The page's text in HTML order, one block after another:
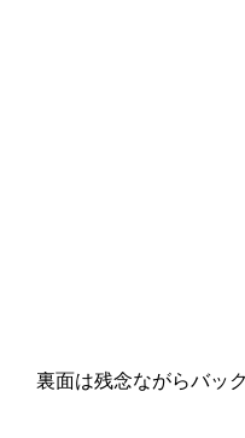
裏面は残念ながらバッ